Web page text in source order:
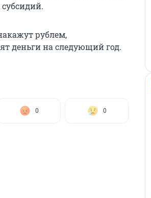
рублем,
деньги на следующий год.
0 0